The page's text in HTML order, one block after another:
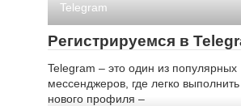
Telegram
Регистрируемся в
Telegram – это один из популярных
мессенджеров, где легко
нового профиля –